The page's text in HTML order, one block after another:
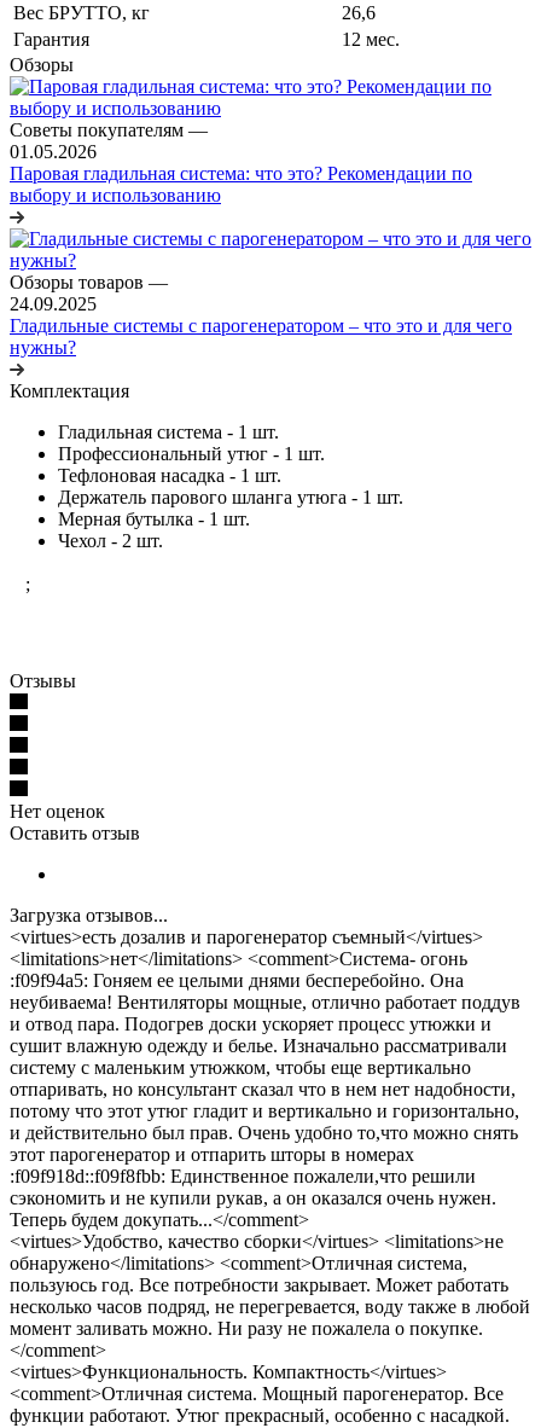
Вес БРУТТО, кг
26,6
Гарантия
12 мес.
Обзоры
Советы покупателям —
01.05.2026
Паровая гладильная система: что это? Рекомендации по
выбору и использованию
Обзоры товаров —
24.09.2025
Гладильные системы с парогенератором – что это и для чего
нужны?
Комплектация
Гладильная система - 1 шт.
Профессиональный утюг - 1 шт.
Тефлоновая насадка - 1 шт.
Держатель парового шланга утюга - 1 шт.
Мерная бутылка - 1 шт.
Чехол - 2 шт.
;
Отзывы
Нет оценок
Оставить отзыв
Загрузка отзывов...
<virtues>есть дозалив и парогенератор съемный</virtues>
<limitations>нет</limitations> <comment>Система- огонь
:f09f94a5: Гоняем ее целыми днями бесперебойно. Она
неубиваема! Вентиляторы мощные, отлично работает поддув
и отвод пара. Подогрев доски ускоряет процесс утюжки и
сушит влажную одежду и белье. Изначально рассматривали
систему с маленьким утюжком, чтобы еще вертикально
отпаривать, но консультант сказал что в нем нет надобности,
потому что этот утюг гладит и вертикально и горизонтально,
и действительно был прав. Очень удобно то,что можно снять
этот парогенератор и отпарить шторы в номерах
:f09f918d::f09f8fbb: Единственное пожалели,что решили
сэкономить и не купили рукав, а он оказался очень нужен.
Теперь будем докупать...</comment>
<virtues>Удобство, качество сборки</virtues> <limitations>не
обнаружено</limitations> <comment>Отличная система,
пользуюсь год. Все потребности закрывает. Может работать
несколько часов подряд, не перегревается, воду также в любой
момент заливать можно. Ни разу не пожалела о покупке.
</comment>
<virtues>Функциональность. Компактность</virtues>
<comment>Отличная система. Мощный парогенератор. Все
функции работают. Утюг прекрасный, особенно с насадкой.